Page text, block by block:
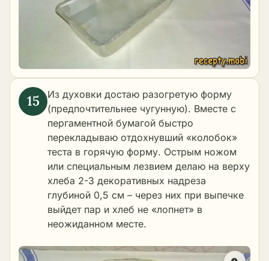
Из духовки достаю разогретую форму
(предпочтительнее чугунную). Вместе с
пергаментной бумагой быстро
перекладываю отдохнувший «колобок»
теста в горячую форму. Острым ножом
или специальным лезвием делаю на верху
хлеба 2-3 декоративных надреза
глубиной 0,5 см – через них при выпечке
выйдет пар и хлеб не «лопнет» в
неожиданном месте.